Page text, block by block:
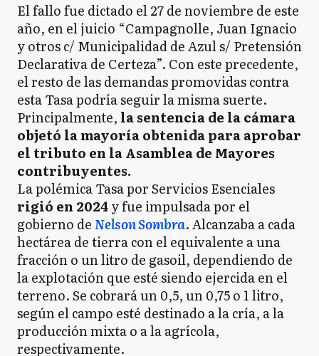
El fallo fue dictado el 27 de noviembre de este
año, en el juicio “Campagnolle, Juan Ignacio
y otros c/ Municipalidad de Azul s/ Pretensión
Declarativa de Certeza”. Con este precedente,
el resto de las demandas promovidas contra
esta Tasa podría seguir la misma suerte.
Principalmente, la sentencia de la cámara
objetó la mayoría obtenida para aprobar
el tributo en la Asamblea de Mayores
contribuyentes.
La polémica Tasa por Servicios Esenciales
rigió en 2024y fue impulsada por el
gobierno deNelson Sombra. Alcanzaba a cada
hectárea de tierra con el equivalente a una
fracción o un litro de gasoil, dependiendo de
la explotación que esté siendo ejercida en el
terreno. Se cobrará un 0,5, un 0,75 o 1 litro,
según el campo esté destinado a la cría, a la
producción mixta o a la agrícola,
respectivamente.